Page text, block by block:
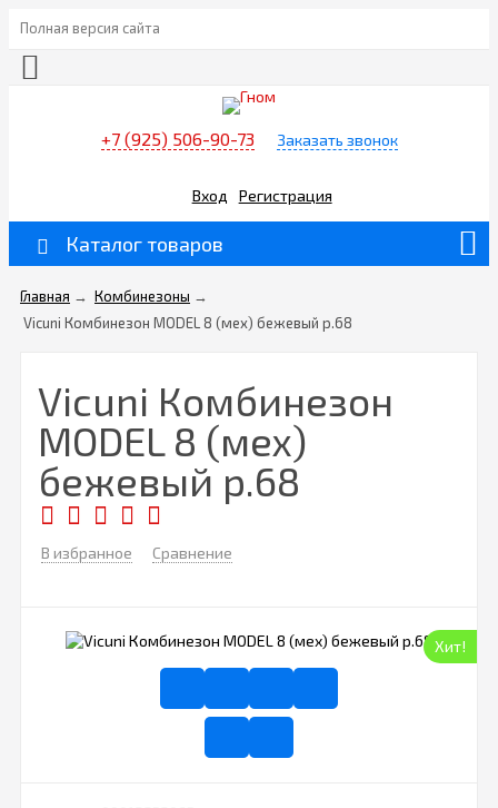
Полная версия сайта
+7 (925) 506-90-73 Заказать звонок
Вход Регистрация
Каталог товаров
Главная → Комбинезоны →
Vicuni Комбинезон MODEL 8 (мех) бежевый р.68
Vicuni Комбинезон
MODEL 8 (мех)
бежевый р.68
В избранное Сравнение
Хит!